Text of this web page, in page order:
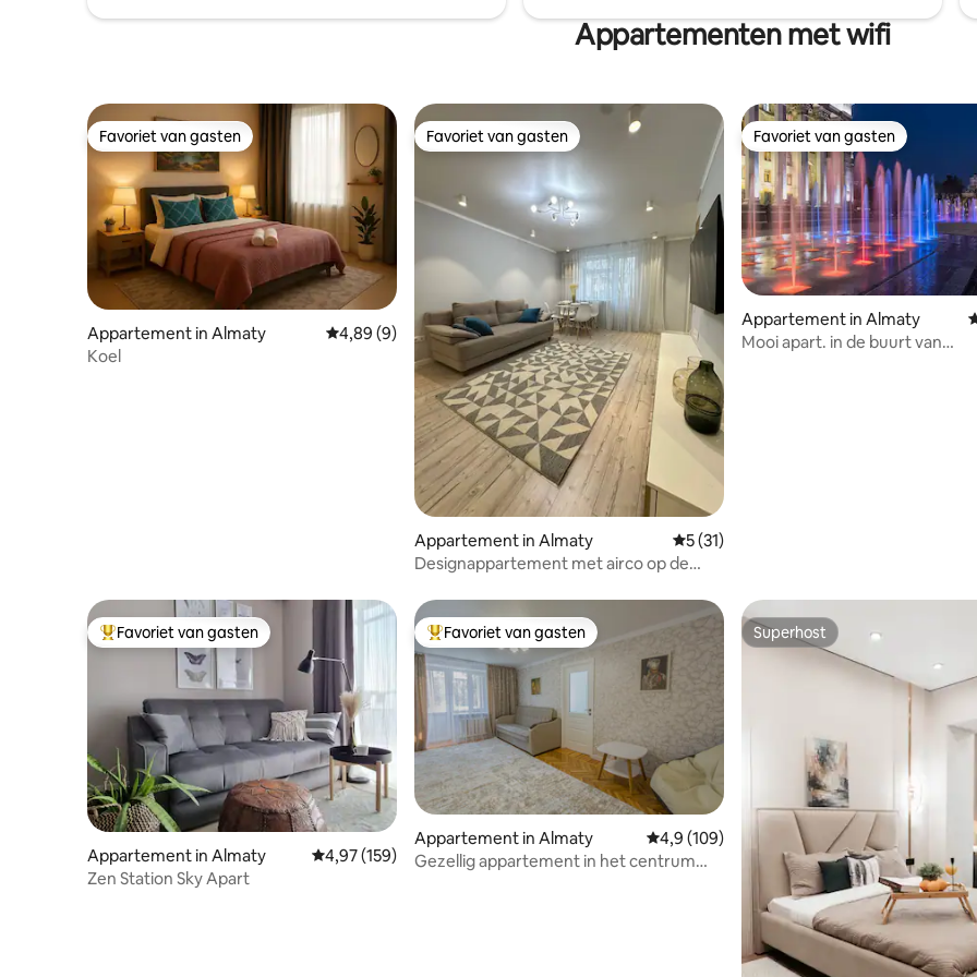
Appartementen met wifi
Favoriet van gasten
Favoriet van gasten
Appartement in Almaty Gemiddelde beoordeling van 4,89 uit 5, 9 recensies
4,89 (9)
Koel
Favoriet van gasten
Favoriet van gasten
Appartement in Almaty Gemiddelde beoordeling van 5 uit 5, 31
5 (31)
Designappartement met airco op de
Favoriet van gasten
Favoriet van gasten
Appartement in Almaty
Mooi apart. in de buurt van
Topfavoriet van gasten
Favoriet van gasten
Appartement in Almaty Gemiddelde beoordeling van 4,97 uit 5, 159 recensies
4,97 (159)
Zen Station Sky Apart
Topfavoriet van gasten
Favoriet van gasten
Appartement in Almaty Gemiddelde beoordeling van 4,9 uit 5, 109
4,9 (109)
Gezellig appartement in het centrum
Superhost
Superhost